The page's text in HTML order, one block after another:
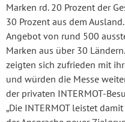
Marken rd. 20 Prozent der
30 Prozent aus dem
Angebot von rund 500
Marken aus über 30
zeigten sich zufrieden mit
und würden die Messe
der privaten INTERMOT-
„Die INTERMOT leistet